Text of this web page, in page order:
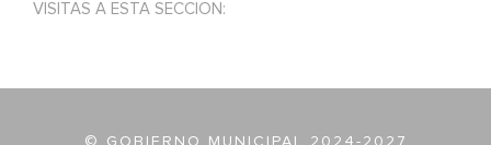
VISITAS A ESTA SECCION: